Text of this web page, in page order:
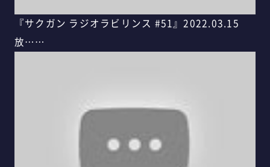
『サクガン ラジオラビリンス #51』2022.03.15
放……